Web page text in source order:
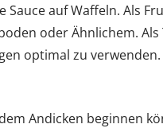
Sauce auf Waffeln. Als
oder Ähnlichem.
optimal zu verwenden.
Andicken beginnen